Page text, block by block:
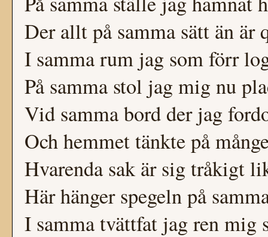
Der allt på samma sätt än är
I samma rum jag som förr
På samma stol jag mig nu
Vid samma bord der jag
Och hemmet tänkte på
Hvarenda sak är sig tråkigt
Här hänger spegeln på
I samma tvättfat jag ren mig